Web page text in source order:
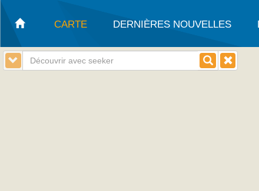
CARTE DERNIÈRES NOUVELLES